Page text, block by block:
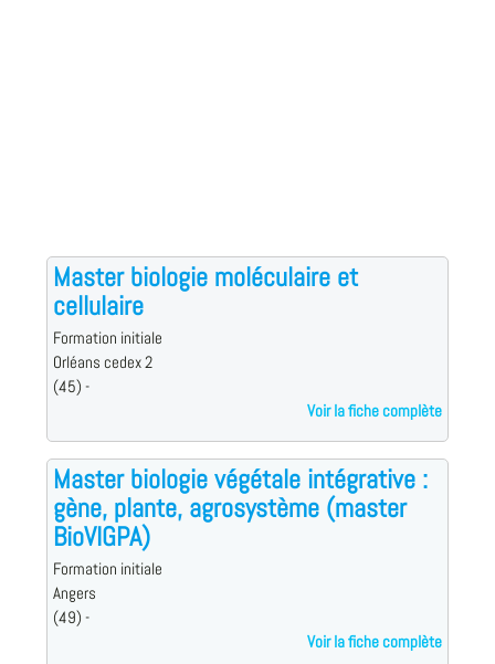
Master biologie moléculaire et
cellulaire
Formation initiale
Orléans cedex 2
(45) -
Voir la fiche complète
Master biologie végétale intégrative :
gène, plante, agrosystème (master
BioVIGPA)
Formation initiale
Angers
(49) -
Voir la fiche complète